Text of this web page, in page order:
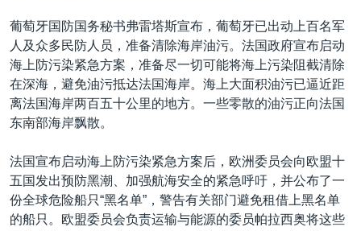
跳
转
到
检
索
中东
欧洲
非洲
美洲
全球议题
人权·法律·宗教
科教·文娱·体健
军事
劳工
环境
热点专题
白宫要闻
国会报道
美中关系
美国建国250周年
埃博拉疫情
美国之音专访
重要讲话与声明
VOA视频
VOA今日焦点
中文广播
葡萄牙国防国务秘书弗雷塔斯宣布，葡萄牙已出动上百名军
人及众多民防人员，准备清除海岸油污。法国政府宣布启动
海上防污染紧急方案，准备尽一切可能将海上污染阻截清除
在深海，避免油污抵达法国海岸。海上大面积油污已逼近距
离法国海岸两百五十公里的地方。一些零散的油污正向法国
东南部海岸飘散。
法国宣布启动海上防污染紧急方案后，欧洲委员会向欧盟十
五国发出预防黑潮、加强航海安全的紧急呼吁，并公布了一
份全球危险船只“黑名单”，警告有关部门避免租借上黑名单
的船只。欧盟委员会负责运输与能源的委员帕拉西奥将这些